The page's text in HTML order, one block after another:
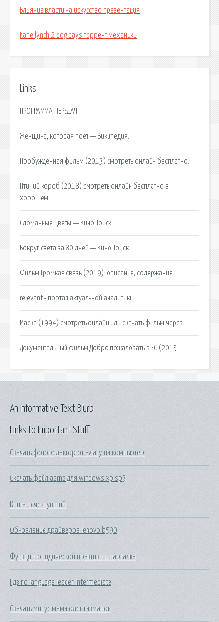
Влияние власти на искусство презентация
Kane lynch 2 dog days торрент механики
Links
ПРОГРАММА ПЕРЕДАЧ.
Женщина, которая поёт — Википедия.
Пробуждённая фильм (2013) смотреть онлайн бесплатно.
Птичий короб (2018) смотреть онлайн бесплатно в
хорошем.
Сломанные цветы — КиноПоиск.
Вокруг света за 80 дней — КиноПоиск.
Фильм Громкая связь (2019): описание, содержание.
relevant - портал актуальной аналитики.
Маска (1994) смотреть онлайн или скачать фильм через.
Документальный фильм Добро пожаловать в ЕС (2015.
Links to Important Stuff
Скачать фоторедактор от aviary на компьютер
Скачать файл asms для windows xp sp3
Книга исчезнувший
Обновление драйверов lenovo b590
Функции юридической практики шпаргалка
Гдз по language leader intermediate
Скачать минус мама олег газманов
An Informative Text Blurb